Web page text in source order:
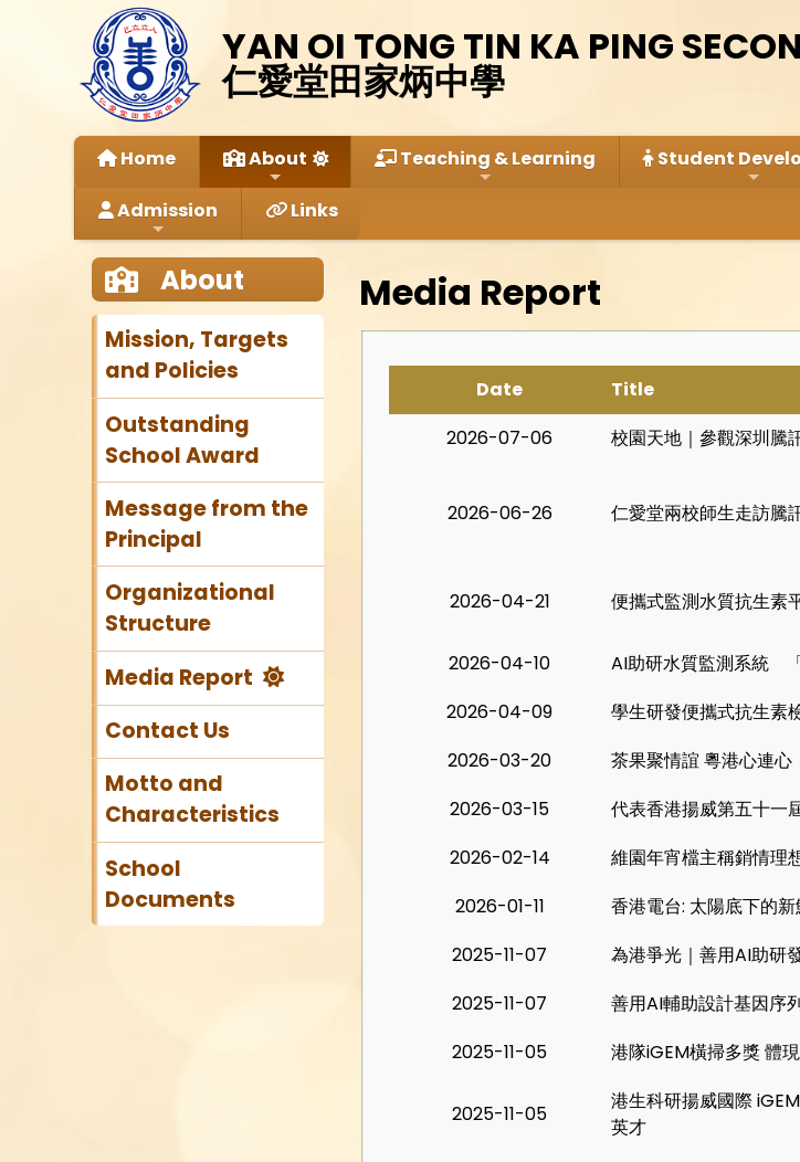
YAN OI TONG TIN KA PING
仁愛堂田家炳中學
Home About Teaching & Learning Student
Admission Links
About
Mission, Targets
and Policies
Outstanding
School Award
Message from the
Principal
Organizational
Structure
Media Report
Contact Us
Motto and
Characteristics
School
Documents
Media Report
Date Title
2026-07-06
校園天地｜參觀深圳
2026-06-26 仁愛堂兩校師生走訪騰
2026-04-21 便攜式監測水質抗生素
2026-04-10
AI助研水質監測系統
2026-04-09
學生研發便攜式抗生
2026-03-20
茶果聚情誼 粵港心連心
2026-03-15
代表香港揚威第五十一
2026-02-14
維園年宵檔主稱銷情
2026-01-11
香港電台: 太陽底下的
2025-11-07
為港爭光｜善用AI助研
2025-11-07
善用AI輔助設計基因序
2025-11-05
港隊iGEM橫掃多獎 體
2025-11-05
港生科研揚威國際
英才